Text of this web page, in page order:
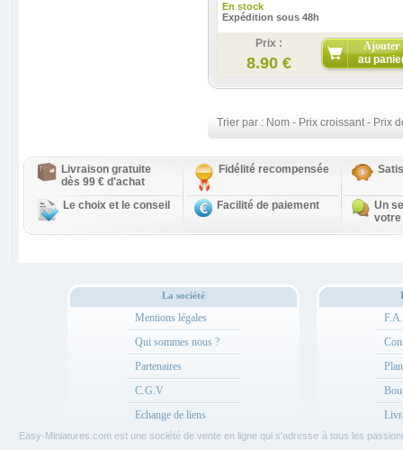
En stock
Expédition sous 48h
Prix :
8.90 €
Ajouter
au
Trier par : Nom - Prix croissant- Prix
Livraison gratuite
dès 99 € d'achat
Fidélité recompensée
Le choix et le conseil Facilité de paiement
Un
votre
La société
Mentions légales
Qui sommes nous ?
Partenaires
C.G.V
Echange de liens
Easy-Miniatures.com est une société de vente en ligne qui s'adresse à tous les